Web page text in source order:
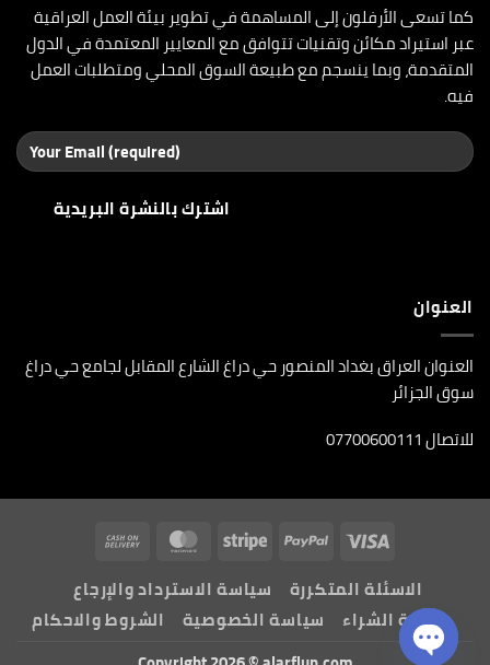
كما تسعى الأرفلون إلى المساهمة في تطوير بيئة العمل العراقية
عبر استيراد مكائن وتقنيات تتوافق مع المعايير المعتمدة في الدول
المتقدمة، وبما ينسجم مع طبيعة السوق المحلي ومتطلبات العمل
فيه.
العنوان
العنوان العراق بغداد المنصور حي دراغ الشارع المقابل لجامع حي دراغ
سوق الجزائر
للاتصال 07700600111
Visa
PayPal
Stripe
MasterCard
Delivery
الاسئلة المتكررة
سياسة الاسترداد والإرجاع
طريقة الشراء
سياسة الخصوصية
الشروط والاحكام